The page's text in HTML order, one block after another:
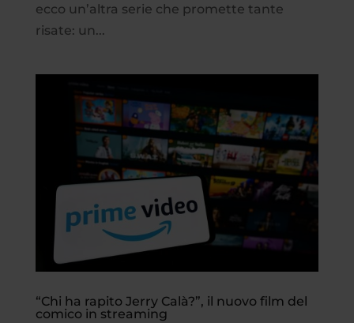
ecco un’altra serie che promette tante
risate: un...
“Chi ha rapito Jerry Calà?”, il nuovo film del
comico in streaming